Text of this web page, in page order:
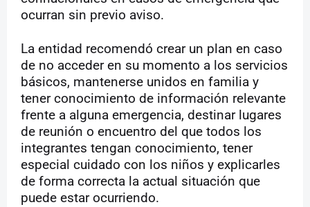
ocurran sin previo aviso.
La entidad recomendó crear un plan en caso
de no acceder en su momento a los servicios
básicos, mantenerse unidos en familia y
tener conocimiento de información relevante
frente a alguna emergencia, destinar lugares
de reunión o encuentro del que todos los
integrantes tengan conocimiento, tener
especial cuidado con los niños y explicarles
de forma correcta la actual situación que
puede estar ocurriendo.